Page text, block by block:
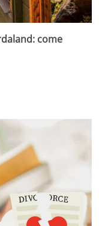
come